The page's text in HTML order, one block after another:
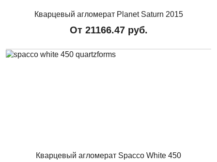
Кварцевый агломерат Planet Saturn 2015
От 21166.47руб.
Кварцевый агломерат Spacco White 450